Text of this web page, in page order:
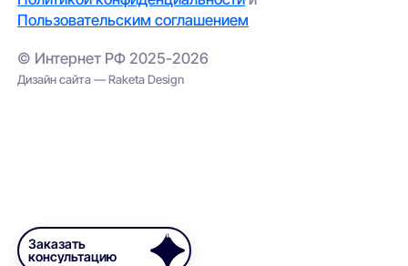
Пользовательским соглашением
© Интернет РФ 2025-2026
Дизайн сайта — Raketa Design
Заказать
консультацию